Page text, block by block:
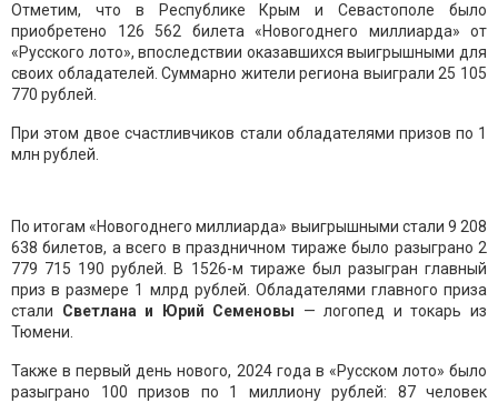
Отметим, что в Республике Крым и Севастополе было
приобретено 126 562 билета «Новогоднего миллиарда» от
«Русского лото», впоследствии оказавшихся выигрышными для
своих обладателей. Суммарно жители региона выиграли 25 105
770 рублей.
При этом двое счастливчиков стали обладателями призов по 1
млн рублей.
По итогам «Новогоднего миллиарда» выигрышными стали 9 208
638 билетов, а всего в праздничном тираже было разыграно 2
779 715 190 рублей. В 1526-м тираже был разыгран главный
приз в размере 1 млрд рублей. Обладателями главного приза
стали Светлана и Юрий Семеновы — логопед и токарь из
Тюмени.
Также в первый день нового, 2024 года в «Русском лото» было
разыграно 100 призов по 1 миллиону рублей: 87 человек